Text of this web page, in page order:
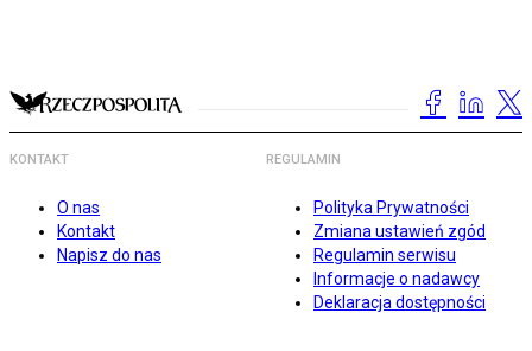
KONTAKT
O nas
Kontakt
Napisz do nas
REGULAMIN
Polityka Prywatności
Zmiana ustawień zgód
Regulamin serwisu
Informacje o nadawcy
Deklaracja dostępności